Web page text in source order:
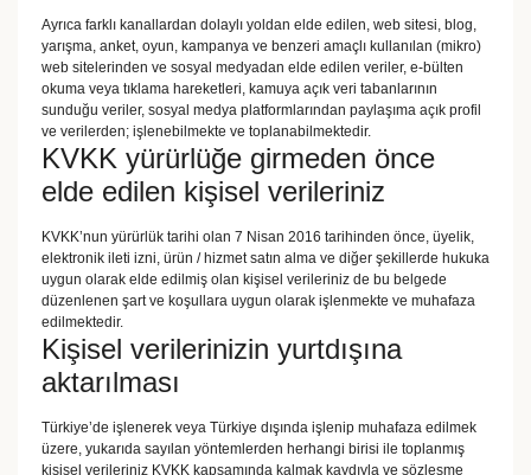
Ayrıca farklı kanallardan dolaylı yoldan elde edilen, web sitesi, blog,
yarışma, anket, oyun, kampanya ve benzeri amaçlı kullanılan (mikro)
web sitelerinden ve sosyal medyadan elde edilen veriler, e-bülten
okuma veya tıklama hareketleri, kamuya açık veri tabanlarının
sunduğu veriler, sosyal medya platformlarından paylaşıma açık profil
ve verilerden; işlenebilmekte ve toplanabilmektedir.
KVKK yürürlüğe girmeden önce
elde edilen kişisel verileriniz
KVKK’nun yürürlük tarihi olan 7 Nisan 2016 tarihinden önce, üyelik,
elektronik ileti izni, ürün / hizmet satın alma ve diğer şekillerde hukuka
uygun olarak elde edilmiş olan kişisel verileriniz de bu belgede
düzenlenen şart ve koşullara uygun olarak işlenmekte ve muhafaza
edilmektedir.
Kişisel verilerinizin yurtdışına
aktarılması
Türkiye’de işlenerek veya Türkiye dışında işlenip muhafaza edilmek
üzere, yukarıda sayılan yöntemlerden herhangi birisi ile toplanmış
kişisel verileriniz KVKK kapsamında kalmak kaydıyla ve sözleşme